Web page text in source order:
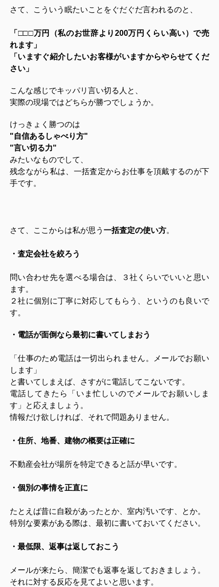
さて、こういう眠たいことをぐだぐだ言われるのと、
「□□□万円（私のお世辞より200万円くらい高い）で売
れます」
「いますぐ紹介したいお客様がいますからやらせてくだ
さい」
こんな感じでキッパリ言い切る人と、
実際の現場ではどちらが勝つでしょうか。
けっきょく勝つのは
"自信あるしゃべり方"
"言い切る力"
みたいなものでして、
残念ながら私は、一括査定からお仕事を頂戴するのが下
手です。
さて、ここからは私が思う 一括査定の使い方。
・査定会社を絞ろう
問い合わせ先を選べる場合は、３社くらいでいいと思い
ます。
２社に個別に丁寧に対応してもらう、というのも良いで
す。
・電話が面倒なら最初に書いてしまおう
「仕事のため電話は一切出られません。メールでお願い
します」
と書いてしまえば、さすがに電話してこないです。
電話してきたら「いま忙しいのでメールでお願いしま
す」と応えましょう。
情報だけ欲しければ、それで問題ありません。
・住所、地番、建物の概要は正確に
不動産会社が場所を特定できると話が早いです。
・個別の事情を正直に
たとえば昔に自殺があったとか、室内汚いです、とか。
特別な要素がある際は、最初に書いておいてください。
・最低限、返事は返しておこう
メールが来たら、簡潔でも返事を返しておきましょう。
それに対する反応を見てよいと思います。